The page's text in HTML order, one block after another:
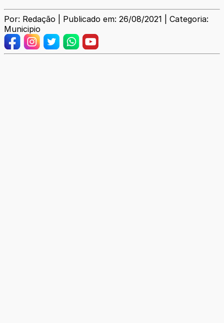
Por: Redação | Publicado em: 26/08/2021 | Categoria:
Municipio